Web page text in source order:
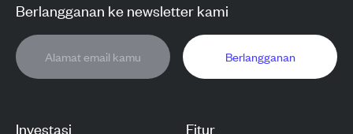
Investasi Fitur
Berlangganan ke newsletter kami
Berlangganan